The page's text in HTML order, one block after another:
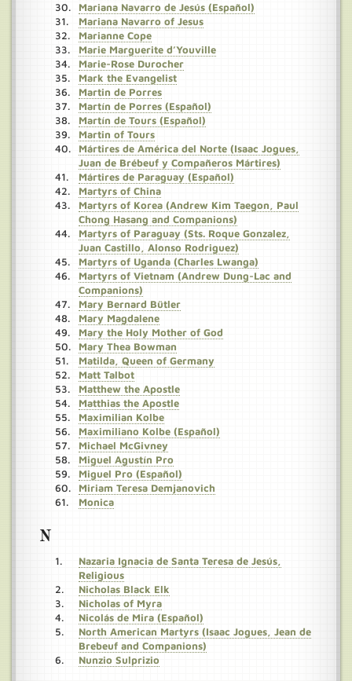
Mariana Navarro de Jesús (Español)
Mariana Navarro of Jesus
Marianne Cope
Marie Marguerite d’Youville
Marie-Rose Durocher
Mark the Evangelist
Martin de Porres
Martín de Porres (Español)
Martín de Tours (Español)
Martin of Tours
Mártires de América del Norte (Isaac Jogues,
Juan de Brébeuf y Compañeros Mártires)
Mártires de Paraguay (Español)
Martyrs of China
Martyrs of Korea (Andrew Kim Taegon, Paul
Chong Hasang and Companions)
Martyrs of Paraguay (Sts. Roque Gonzalez,
Juan Castillo, Alonso Rodriguez)
Martyrs of Uganda (Charles Lwanga)
Martyrs of Vietnam (Andrew Dung-Lac and
Companions)
Mary Bernard Bütler
Mary Magdalene
Mary the Holy Mother of God
Mary Thea Bowman
Matilda, Queen of Germany
Matt Talbot
Matthew the Apostle
Matthias the Apostle
Maximilian Kolbe
Maximiliano Kolbe (Español)
Michael McGivney
Miguel Agustín Pro
Miguel Pro (Español)
Miriam Teresa Demjanovich
Monica
N
Nazaria Ignacia de Santa Teresa de Jesús,
Religious
Nicholas Black Elk
Nicholas of Myra
Nicolás de Mira (Español)
North American Martyrs (Isaac Jogues, Jean de
Brebeuf and Companions)
Nunzio Sulprizio